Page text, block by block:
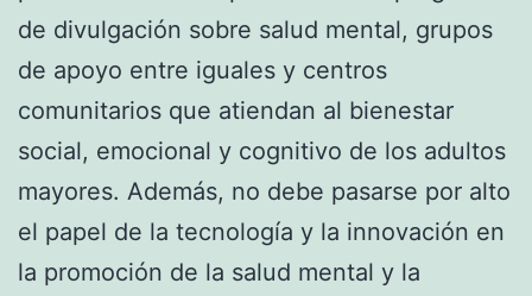
de divulgación sobre salud mental, grupos
de apoyo entre iguales y centros
comunitarios que atiendan al bienestar
social, emocional y cognitivo de los adultos
mayores. Además, no debe pasarse por alto
el papel de la tecnología y la innovación en
la promoción de la salud mental y la